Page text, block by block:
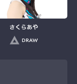
さくらあや
DRAW